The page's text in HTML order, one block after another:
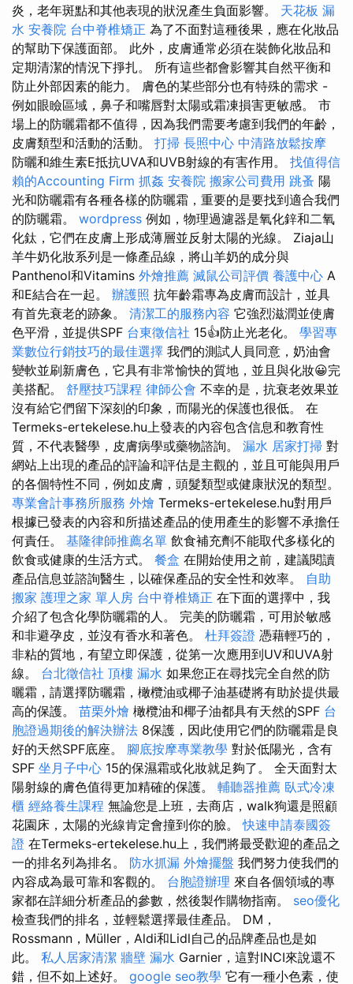
炎，老年斑點和其他表現的狀況產生負面影響。 天花板 漏
水 安養院 台中脊椎矯正 為了不面對這種後果，應在化妝品
的幫助下保護面部。 此外，皮膚通常必須在裝飾化妝品和
定期清潔的情況下掙扎。 所有這些都會影響其自然平衡和
防止外部因素的能力。 膚色的某些部分也有特殊的需求 -
例如眼瞼區域，鼻子和嘴唇對太陽或霜凍損害更敏感。 市
場上的防曬霜都不值得，因為我們需要考慮到我們的年齡，
皮膚類型和活動的活動。 打掃 長照中心 中清路放鬆按摩
防曬和維生素E抵抗UVA和UVB射線的有害作用。 找值得信
賴的Accounting Firm 抓姦 安養院 搬家公司費用 跳蚤 陽
光和防曬霜有各種各樣的防曬霜，重要的是要找到適合我們
的防曬霜。 wordpress 例如，物理過濾器是氧化鋅和二氧
化鈦，它們在皮膚上形成薄層並反射太陽的光線。 Ziaja山
羊牛奶化妝系列是一條產品線，將山羊奶的成分與
Panthenol和Vitamins 外燴推薦 滅鼠公司評價 養護中心 A
和E結合在一起。 辦護照 抗年齡霜專為皮膚而設計，並具
有首先衰老的跡象。 清潔工的服務內容 它強烈滋潤並使膚
色平滑，並提供SPF 台東徵信社 15👍防止光老化。 學習專
業數位行銷技巧的最佳選擇 我們的測試人員同意，奶油會
變軟並刷新膚色，它具有非常愉快的質地，並且與化妝😀完
美搭配。 舒壓技巧課程 律師公會 不幸的是，抗衰老效果並
沒有給它們留下深刻的印象，而陽光的保護也很低。 在
Termeks-ertekelese.hu上發表的內容包含信息和教育性
質，不代表醫學，皮膚病學或藥物諮詢。 漏水 居家打掃 對
網站上出現的產品的評論和評估是主觀的，並且可能與用戶
的各個特性不同，例如皮膚，頭髮類型或健康狀況的類型。
專業會計事務所服務 外燴 Termeks-ertekelese.hu對用戶
根據已發表的內容和所描述產品的使用產生的影響不承擔任
何責任。 基隆律師推薦名單 飲食補充劑不能取代多樣化的
飲食或健康的生活方式。 餐盒 在開始使用之前，建議閱讀
產品信息並諮詢醫生，以確保產品的安全性和效率。 自助
搬家 護理之家 單人房 台中脊椎矯正 在下面的選擇中，我
介紹了包含化學防曬霜的人。 完美的防曬霜，可用於敏感
和非避孕皮，並沒有香水和著色。 杜拜簽證 憑藉輕巧的，
非粘的質地，有望立即保護，從第一次應用到UV和UVA射
線。 台北徵信社 頂樓 漏水 如果您正在尋找完全自然的防
曬霜，請選擇防曬霜，橄欖油或椰子油基礎將有助於提供最
高的保護。 苗栗外燴 橄欖油和椰子油都具有天然的SPF 台
胞證過期後的解決辦法 8保護，因此使用它們的防曬霜是良
好的天然SPF底座。 腳底按摩專業教學 對於低陽光，含有
SPF 坐月子中心 15的保濕霜或化妝就足夠了。 全天面對太
陽射線的膚色值得更加精確的保護。 輔聽器推薦 臥式冷凍
櫃 經絡養生課程 無論您是上班，去商店，walk狗還是照顧
花園床，太陽的光線肯定會撞到你的臉。快速申請泰國簽
證 在Termeks-ertekelese.hu上，我們將最受歡迎的產品之
一的排名列為排名。 防水抓漏 外燴擺盤 我們努力使我們的
內容成為最可靠和客觀的。 台胞證辦理 來自各個領域的專
家都在詳細分析產品的參數，然後製作購物指南。 seo優化
檢查我們的排名，並輕鬆選擇最佳產品。 DM，
Rossmann，Müller，Aldi和Lidl自己的品牌產品也是如
此。 私人居家清潔 牆壁 漏水 Garnier，這對INCI來說還不
錯，但不如上述好。 google seo教學 它有一種小色素，使